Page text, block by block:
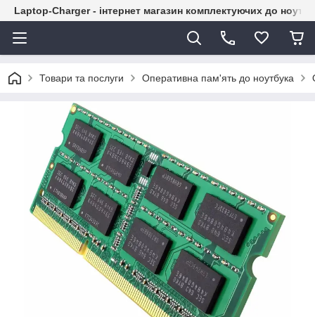
Laptop-Charger - інтернет магазин комплектуючих до
Товари та послуги Оперативна пам'ять до ноутбука